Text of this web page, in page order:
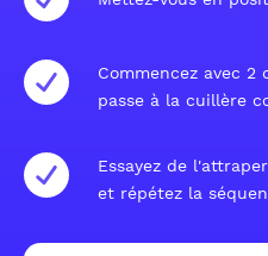
Commencez avec
passe à la cuillère
Essayez de
et répétez la